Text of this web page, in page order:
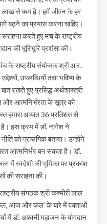
3 लाख से कम है। हमें जीवन के हर
बढ़ने का प्रयास करना चाहिए।
करते हुए मंच के राष्ट्रीय
की भूरिभूरि प्रशंसा की।
के राष्ट्रीय संयोजक श्री आर.
उपलब्धियों तथा भविष्य के
रखते हुए प्रसिद्ध अर्थशास्त्री
और आत्मनिर्भरता के सूत्र को
हमारा आयात 36 प्रतिशत से
इस क्रम में डॉ. नागेश ने
को प्रासंगिक बताया। उन्होंने
आत्मनिर्भर बन सकता है। डॉ.
में स्वदेशी की भूमिका पर प्रकाश
की सराहना की।
संगठक श्री कश्मीरी लाल
आज और कल’ के बारे में वक्ताओं
में डॉ. अश्वनी महाजन के योगदान